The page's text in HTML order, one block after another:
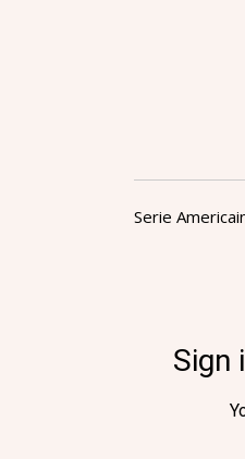
Serie